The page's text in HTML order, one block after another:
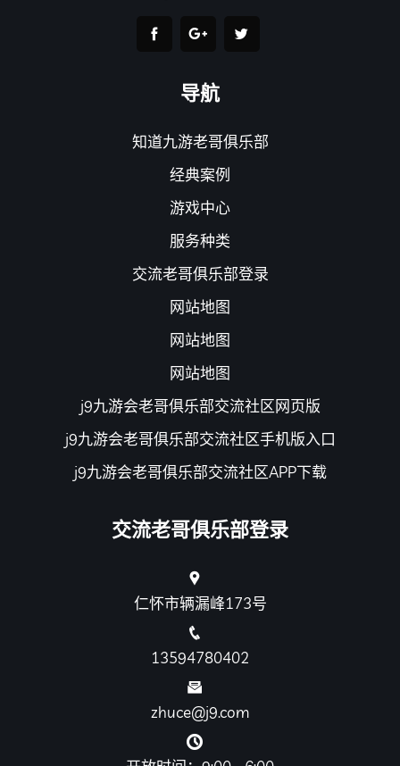
导航
知道九游老哥俱乐部
经典案例
游戏中心
服务种类
交流老哥俱乐部登录
网站地图
网站地图
网站地图
j9九游会老哥俱乐部交流社区网页版
j9九游会老哥俱乐部交流社区手机版入口
j9九游会老哥俱乐部交流社区APP下载
交流老哥俱乐部登录
仁怀市辆漏峰173号
13594780402
zhuce@j9.com